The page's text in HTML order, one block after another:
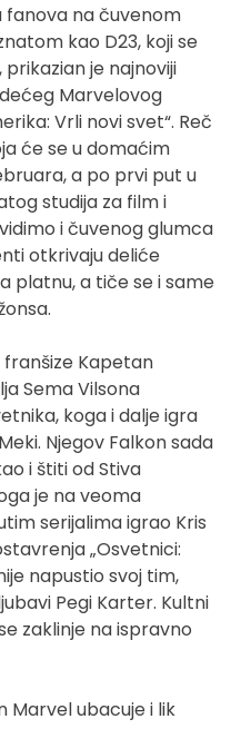
fanova na čuvenom
kao D23, koji se
je najnoviji
Marvelovog
Vrli novi svet“. Reč
će se u domaćim
a po prvi put u
studija za film i
i čuvenog glumca
otkrivaju deliće
platnu, a tiče se i same
Kapetan
Sema Vilsona
koga i dalje igra
Njegov Falkon sada
i štiti od Stiva
je na veoma
serijalima igrao Kris
„Osvetnici:
napustio svoj tim,
Pegi Karter. Kultni
zaklinje na ispravno
Marvel ubacuje i lik